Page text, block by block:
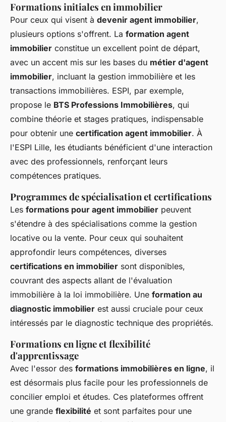
Formations initiales en immobilier
Pour ceux qui visent à devenir agent immobilier,
plusieurs options s'offrent. La formation agent
immobilier constitue un excellent point de départ,
avec un accent mis sur les bases du métier d'agent
immobilier, incluant la gestion immobilière et les
transactions immobilières. ESPI, par exemple,
propose le BTS Professions Immobilières, qui
combine théorie et stages pratiques, indispensable
pour obtenir une certification agent immobilier. À
l'ESPI Lille, les étudiants bénéficient d'une interaction
avec des professionnels, renforçant leurs
compétences pratiques.
Programmes de spécialisation et certifications
Les formations pour agent immobilier peuvent
s'étendre à des spécialisations comme la gestion
locative ou la vente. Pour ceux qui souhaitent
approfondir leurs compétences, diverses
certifications en immobilier sont disponibles,
couvrant des aspects allant de l'évaluation
immobilière à la loi immobilière. Une formation au
diagnostic immobilier est aussi cruciale pour ceux
intéressés par le diagnostic technique des propriétés.
Formations en ligne et flexibilité
d'apprentissage
Avec l'essor des formations immobilières en ligne, il
est désormais plus facile pour les professionnels de
concilier emploi et études. Ces plateformes offrent
une grande flexibilité et sont parfaites pour une